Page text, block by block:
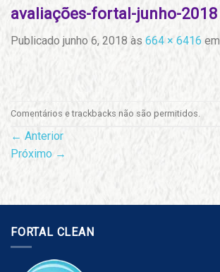
avaliações-fortal-junho-2018
Publicado junho 6, 2018 às 664 × 6416 em
Comentários e trackbacks não são permitidos.
← Anterior
Próximo →
FORTAL CLEAN